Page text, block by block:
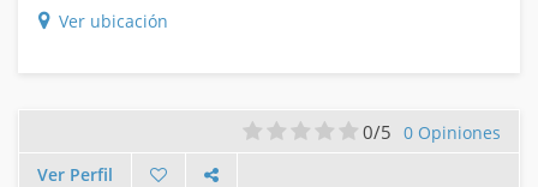
Ver ubicación
0/5 0 Opiniones
Ver Perfil